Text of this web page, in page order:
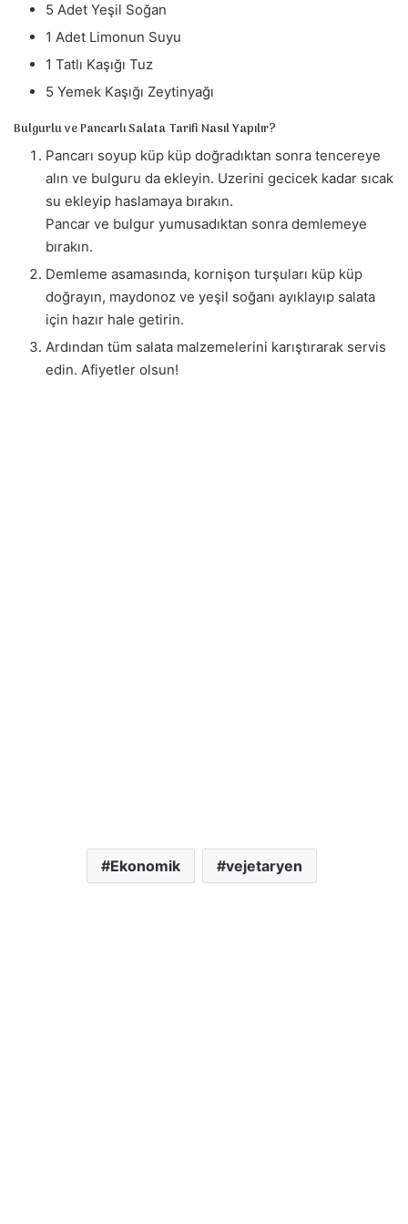
5 Adet Yeşil Soğan
1 Adet Limonun Suyu
1 Tatlı Kaşığı Tuz
5 Yemek Kaşığı Zeytinyağı
Bulgurlu ve Pancarlı Salata Tarifi Nasıl Yapılır?
Pancarı soyup küp küp doğradıktan sonra tencereye
alın ve bulguru da ekleyin. Uzerini gecicek kadar sıcak
su ekleyip haslamaya bırakın.
Pancar ve bulgur yumusadıktan sonra demlemeye
bırakın.
Demleme asamasında, kornişon turşuları küp küp
doğrayın, maydonoz ve yeşil soğanı ayıklayıp salata
için hazır hale getirin.
Ardından tüm salata malzemelerini karıştırarak servis
edin. Afiyetler olsun!
Ekonomik vejetaryen